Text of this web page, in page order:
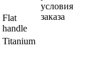
Flat
handle
Titanium
условия
заказа